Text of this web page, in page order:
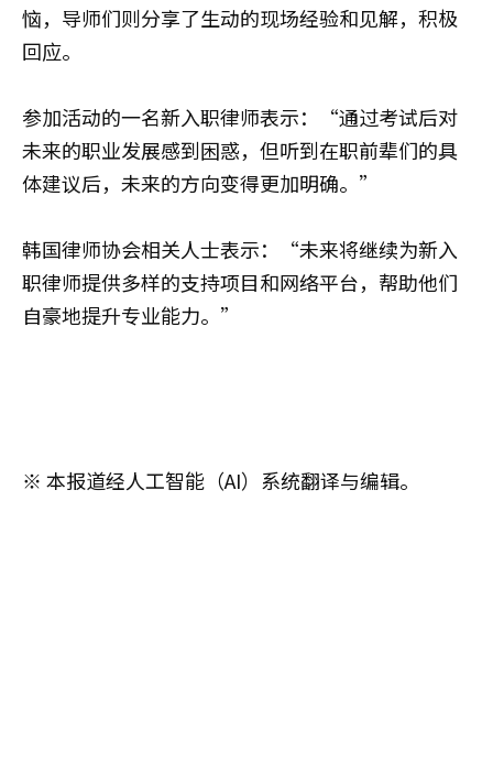
恼，导师们则分享了生动的现场经验和见解，积极
回应。
参加活动的一名新入职律师表示：“通过考试后对
未来的职业发展感到困惑，但听到在职前辈们的具
体建议后，未来的方向变得更加明确。”
韩国律师协会相关人士表示：“未来将继续为新入
职律师提供多样的支持项目和网络平台，帮助他们
自豪地提升专业能力。”
※ 本报道经人工智能（AI）系统翻译与编辑。